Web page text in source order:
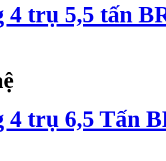
4 trụ 5,5 tấn
4 trụ 6,5 Tấn